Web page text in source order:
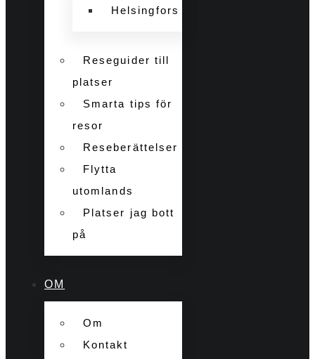
Helsingfors
Reseguider till
platser
Smarta tips för
resor
Reseberättelser
Flytta
utomlands
Platser jag bott
på
OM
Om
Kontakt